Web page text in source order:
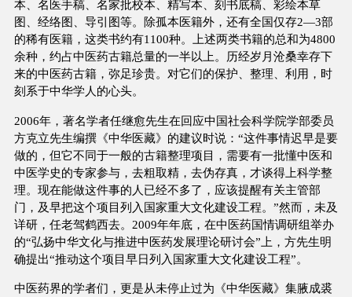
本、名医手稿、名家批校本、精写本、刻书底稿、彩绘本草
图、经络图、导引图等。除孤本医籍外，还有全国仅存2—3部
的稀有医籍，这类书约有1100种。上述两类书籍的总和为4800
余种，约占中医药古籍总量的一半以上。历经岁月沧桑幸存下
来的中医药古籍，弥足珍贵。对它们的保护、整理、利用，时
刻系于中华学人的心头。
2006年，著名学者任继愈先生在回应中国社会科学院学部委员
方克立先生编撰《中华医藏》的建议时说：“这件事情迟早是要
做的，但它不同于一般的古籍整理项目，需要有一批懂中医和
中医学史的专家参与，去粗取精，去伪存真，才谈得上科学整
理。现在能做这件事的人已经不多了，应该提醒有关主管部
门，及早把这个项目列入国家重大文化建设工程。”然而，未及
详研，任老驾鹤西去。2009年年底，在中医药国情调研组举办
的“弘扬中华文化与推进中医药发展理论研讨会”上，方先生明
确提出“推动这个项目早日列入国家重大文化建设工程”。
中医药界的学者们，更是从未停止过为《中华医藏》集腋成裘